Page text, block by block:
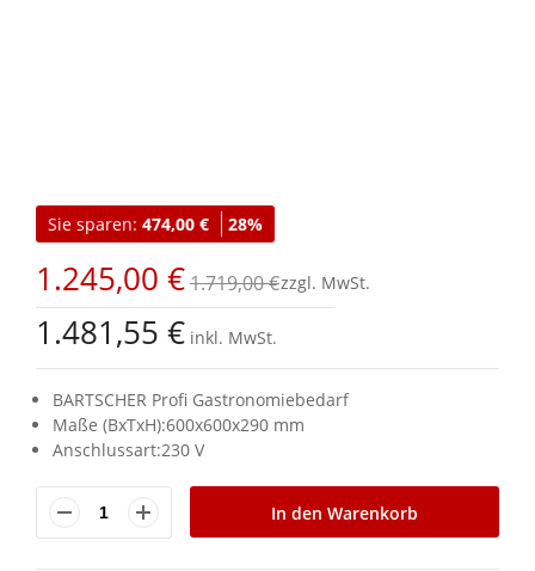
Anfang
der
springen
Sie sparen: 474,00 € 28%
1.245,00 €1.719,00 €
1.481,55 € inkl. MwSt.
BARTSCHER Profi Gastronomiebedarf
Maße (BxTxH):600x600x290 mm
Anschlussart:230 V
In den Warenkorb